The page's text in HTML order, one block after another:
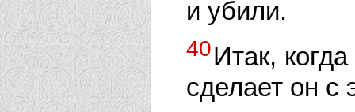
и убили.
40Итак,
сделает он с